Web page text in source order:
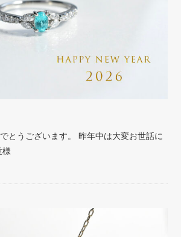
とうございます。 昨年中は大変お世話に
様